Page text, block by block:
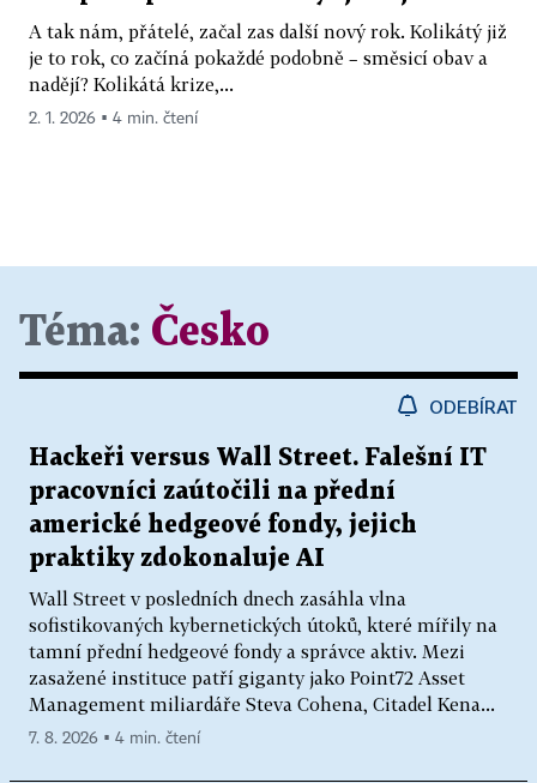
A tak nám, přátelé, začal zas další nový rok. Kolikátý již
je to rok, co začíná pokaždé podobně – směsicí obav a
nadějí? Kolikátá krize,...
2. 1. 2026 ▪ 4 min. čtení
Téma: Česko
ODEBÍRAT
Hackeři versus Wall Street. Falešní IT
pracovníci zaútočili na přední
americké hedgeové fondy, jejich
praktiky zdokonaluje AI
Wall Street v posledních dnech zasáhla vlna
sofistikovaných kybernetických útoků, které mířily na
tamní přední hedgeové fondy a správce aktiv. Mezi
zasažené instituce patří giganty jako Point72 Asset
Management miliardáře Steva Cohena, Citadel Kena...
7. 8. 2026 ▪ 4 min. čtení